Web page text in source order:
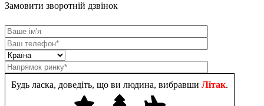
Замовити зворотній дзвінок
Будь ласка, доведіть, що ви людина, вибравши Літак.